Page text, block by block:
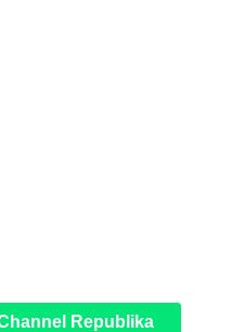
Republika